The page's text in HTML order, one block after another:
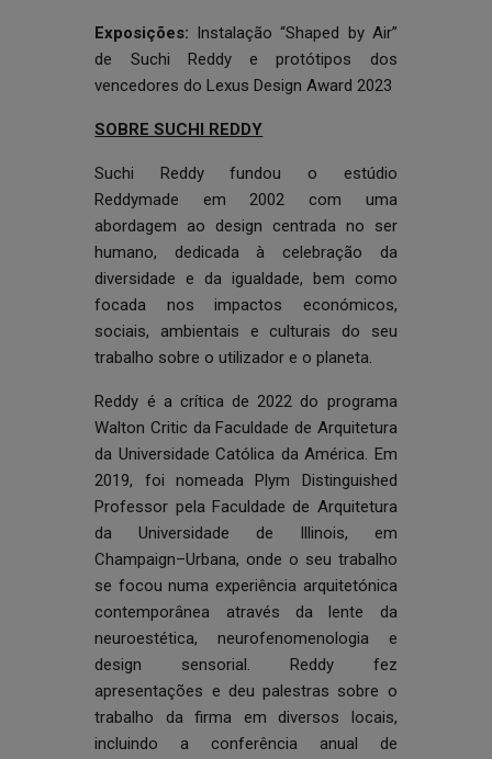
Exposições: Instalação “Shaped by Air”
de Suchi Reddy e protótipos dos
vencedores do Lexus Design Award 2023
SOBRE SUCHI REDDY
Suchi Reddy fundou o estúdio
Reddymade em 2002 com uma
abordagem ao design centrada no ser
humano, dedicada à celebração da
diversidade e da igualdade, bem como
focada nos impactos económicos,
sociais, ambientais e culturais do seu
trabalho sobre o utilizador e o planeta.
Reddy é a crítica de 2022 do programa
Walton Critic da Faculdade de Arquitetura
da Universidade Católica da América. Em
2019, foi nomeada Plym Distinguished
Professor pela Faculdade de Arquitetura
da Universidade de Illinois, em
Champaign–Urbana, onde o seu trabalho
se focou numa experiência arquitetónica
contemporânea através da lente da
neuroestética, neurofenomenologia e
design sensorial. Reddy fez
apresentações e deu palestras sobre o
trabalho da firma em diversos locais,
incluindo a conferência anual de